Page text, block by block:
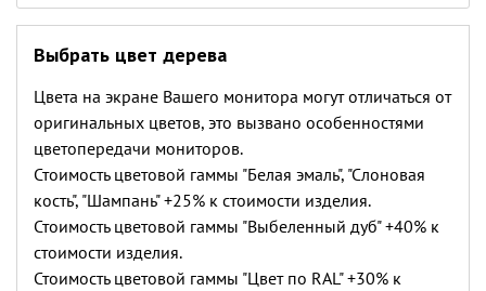
Выбрать цвет дерева
Цвета на экране Вашего монитора могут отличаться от
оригинальных цветов, это вызвано особенностями
цветопередачи мониторов.
Стоимость цветовой гаммы "Белая эмаль", "Слоновая
кость", "Шампань" +25% к стоимости изделия.
Стоимость цветовой гаммы "Выбеленный дуб" +40% к
стоимости изделия.
Стоимость цветовой гаммы "Цвет по RAL" +30% к